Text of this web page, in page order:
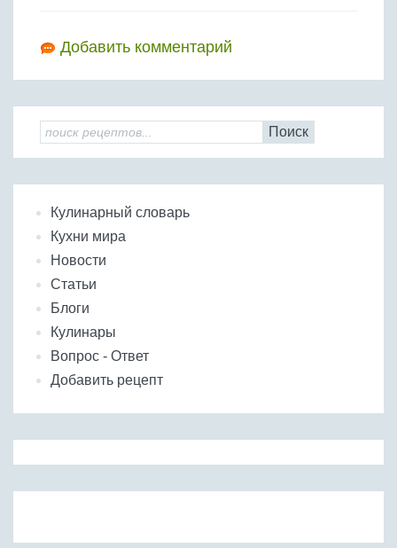
Добавить комментарий
Поиск
Кулинарный словарь
Кухни мира
Новости
Статьи
Блоги
Кулинары
Вопрос - Ответ
Добавить рецепт